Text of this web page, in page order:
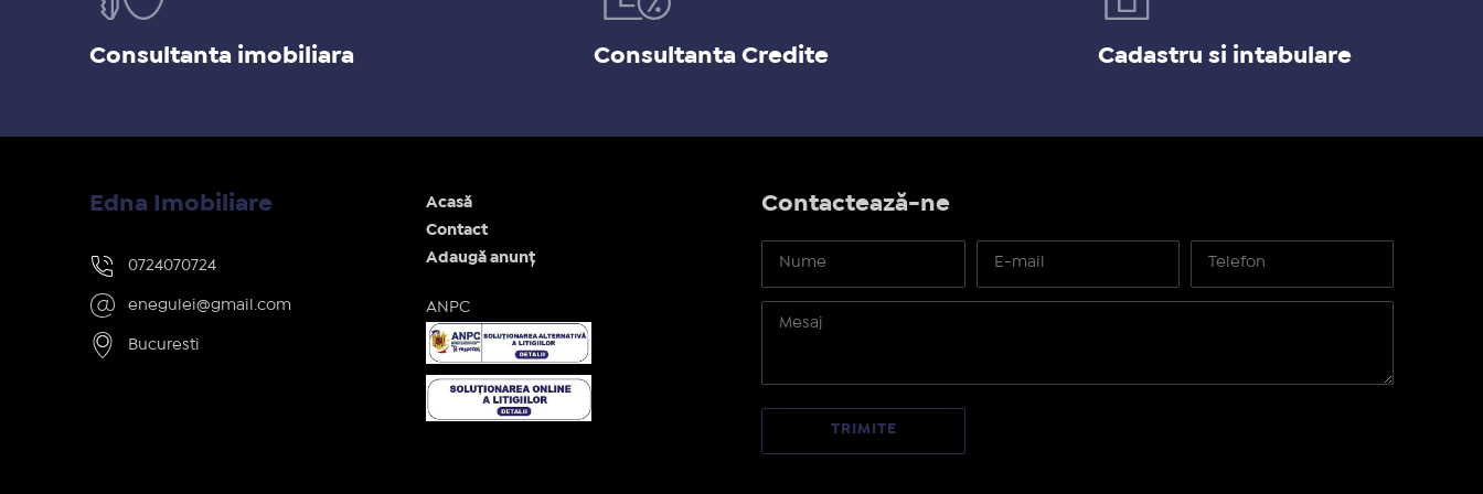
Consultanta imobiliara Consultanta Credite Cadastru si intabulare
Edna Imobiliare
0724070724
enegulei@gmail.com
Bucuresti
Acasă
Contact
Adaugă anunț
ANPC
Contactează-ne